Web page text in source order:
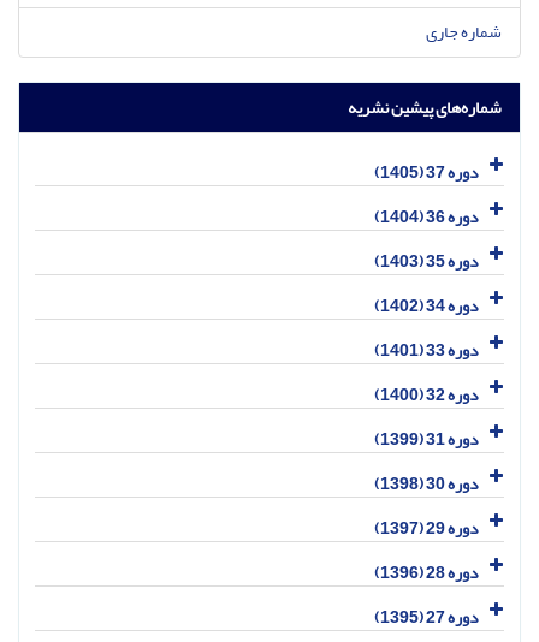
شماره جاری
شماره‌های پیشین نشریه
دوره 37 (1405)
دوره 36 (1404)
دوره 35 (1403)
دوره 34 (1402)
دوره 33 (1401)
دوره 32 (1400)
دوره 31 (1399)
دوره 30 (1398)
دوره 29 (1397)
دوره 28 (1396)
دوره 27 (1395)